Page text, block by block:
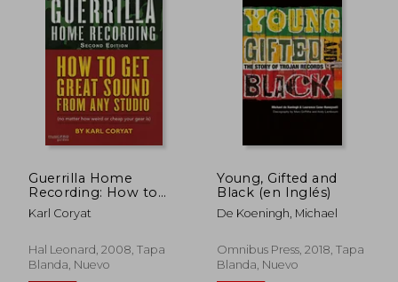
45%
dcto.
$ 117.77
$ 64.77
45%
dcto.
Guerrilla Home
Recording: How to
get Great Sound
From any Studio (no
Cheap Your Gear Is):
How to get Great
Karl Coryat
Hal Leonard, 2008, Tapa
Blanda, Nuevo
Young, Gifted and
Black (en Inglés)
De Koeningh, Michael
Omnibus Press, 2018, Tapa
Blanda, Nuevo